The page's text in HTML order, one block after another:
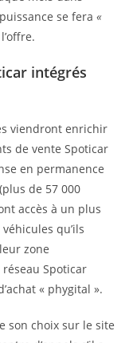
se fera«
intégrés
viendront enrichir
de vente Spoticar
en permanence
de 57 000
accès à un plus
qu’ils
zone
Spoticar
« phygital ».
son choix sur le site